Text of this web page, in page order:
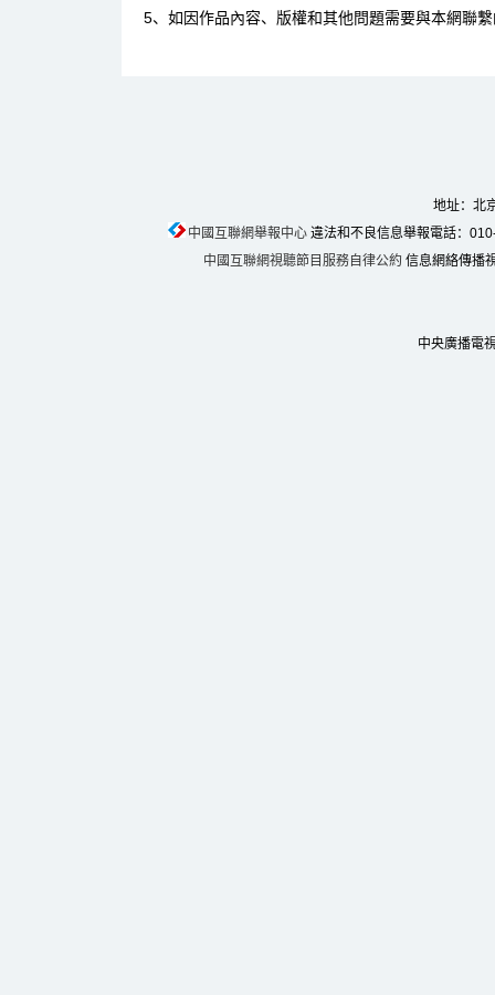
5、如因作品內容、版權和其他問題需要與本網聯
地址：北
中國互聯網舉報中心違法和不良信息舉報電話：
中國互聯網視聽節目服務自律公約 信息網絡傳播
中央廣播電